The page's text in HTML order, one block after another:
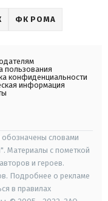
ФК РОМА
пользования
конфиденциальности
информация
словами
Материалы с пометкой
и героев.
Подробнее о рекламе
в правилах